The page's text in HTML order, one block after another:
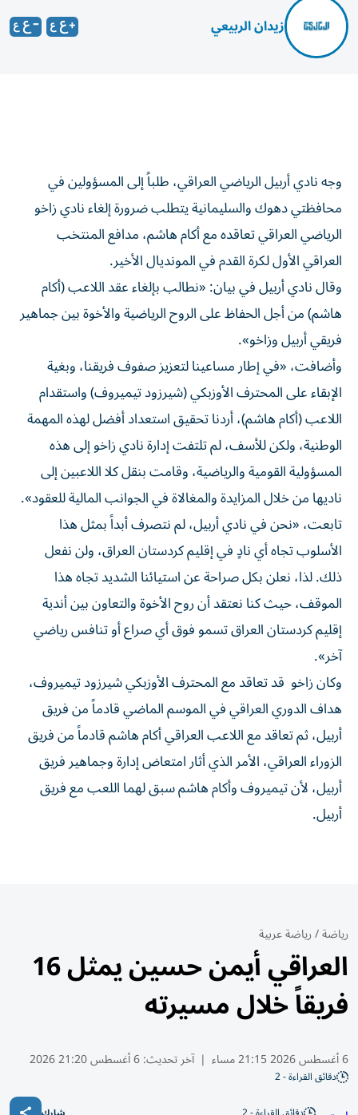
زيدان الربيعي
وجه نادي أربيل الرياضي العراقي، طلباً إلى المسؤولين في
محافظتي دهوك والسليمانية يتطلب ضرورة إلغاء نادي زاخو
الرياضي العراقي تعاقده مع أكام هاشم، مدافع المنتخب
العراقي الأول لكرة القدم في المونديال الأخير.
وقال نادي أربيل في بيان: «️نطالب بإلغاء عقد اللاعب (أكام
هاشم) من أجل الحفاظ على الروح الرياضية والأخوة بين جماهير
فريقي أربيل وزاخو».
وأضافت، «في إطار مساعينا لتعزيز صفوف فريقنا، وبغية
الإبقاء على المحترف الأوزبكي (شيرزود تيميروف) واستقدام
اللاعب (أكام هاشم)، أردنا تحقيق استعداد أفضل لهذه المهمة
الوطنية، ولكن للأسف، لم تلتفت إدارة نادي زاخو إلى هذه
المسؤولية القومية والرياضية، وقامت بنقل كلا اللاعبين إلى
ناديها من خلال المزايدة والمغالاة في الجوانب المالية للعقود».
تابعت، «نحن في نادي أربيل، لم نتصرف أبداً بمثل هذا
الأسلوب تجاه أي نادٍ في إقليم كردستان العراق، ولن نفعل
ذلك. لذا، نعلن بكل صراحة عن استيائنا الشديد تجاه هذا
الموقف، حيث كنا نعتقد أن روح الأخوة والتعاون بين أندية
إقليم كردستان العراق تسمو فوق أي صراع أو تنافس رياضي
آخر».
وكان زاخو قد تعاقد مع المحترف الأوزبكي شيرزود تيميروف،
هداف الدوري العراقي في الموسم الماضي قادماً من فريق
أربيل، ثم تعاقد مع اللاعب العراقي أكام هاشم قادماً من فريق
الزوراء العراقي، الأمر الذي أثار امتعاض إدارة وجماهير فريق
أربيل، لأن تيميروف وأكام هاشم سبق لهما اللعب مع فريق
أربيل.
رياضة/رياضة عربية
العراقي أيمن حسين يمثل 16
فريقاً خلال مسيرته
6 أغسطس 2026 21:15 مساء | آخر تحديث:6 أغسطس 21:20 2026
دقائق القراءة - 2